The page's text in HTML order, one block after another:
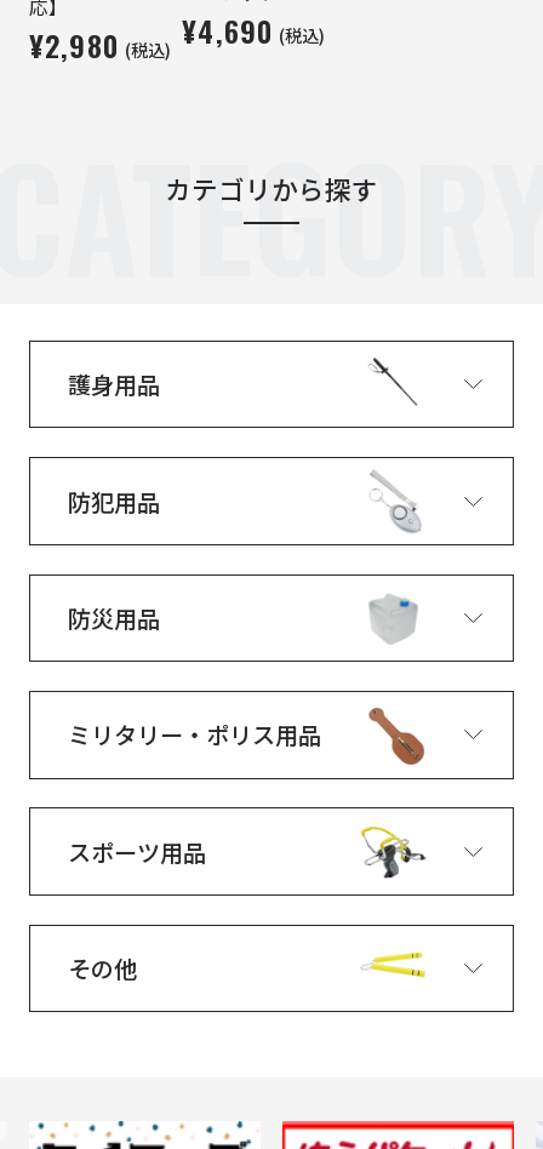
応】
¥2,980 (税込) ¥4,690 (税込)
カテゴリから探す
護身用品
防犯用品
防災用品
ミリタリー・ポリス用品
スポーツ用品
その他